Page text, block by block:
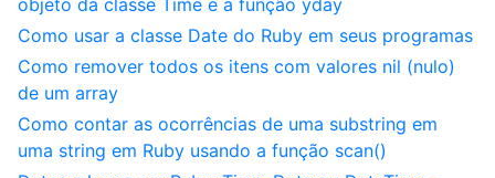
objeto da classe Time e a função yday
Como usar a classe Date do Ruby em seus programas
Como remover todos os itens com valores nil (nulo)
de um array
Como contar as ocorrências de uma substring em
uma string em Ruby usando a função scan()